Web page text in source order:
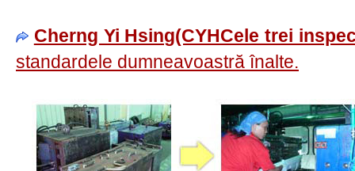
Cherng Yi Hsing(CYHCele trei
standardele dumneavoastră înalte.